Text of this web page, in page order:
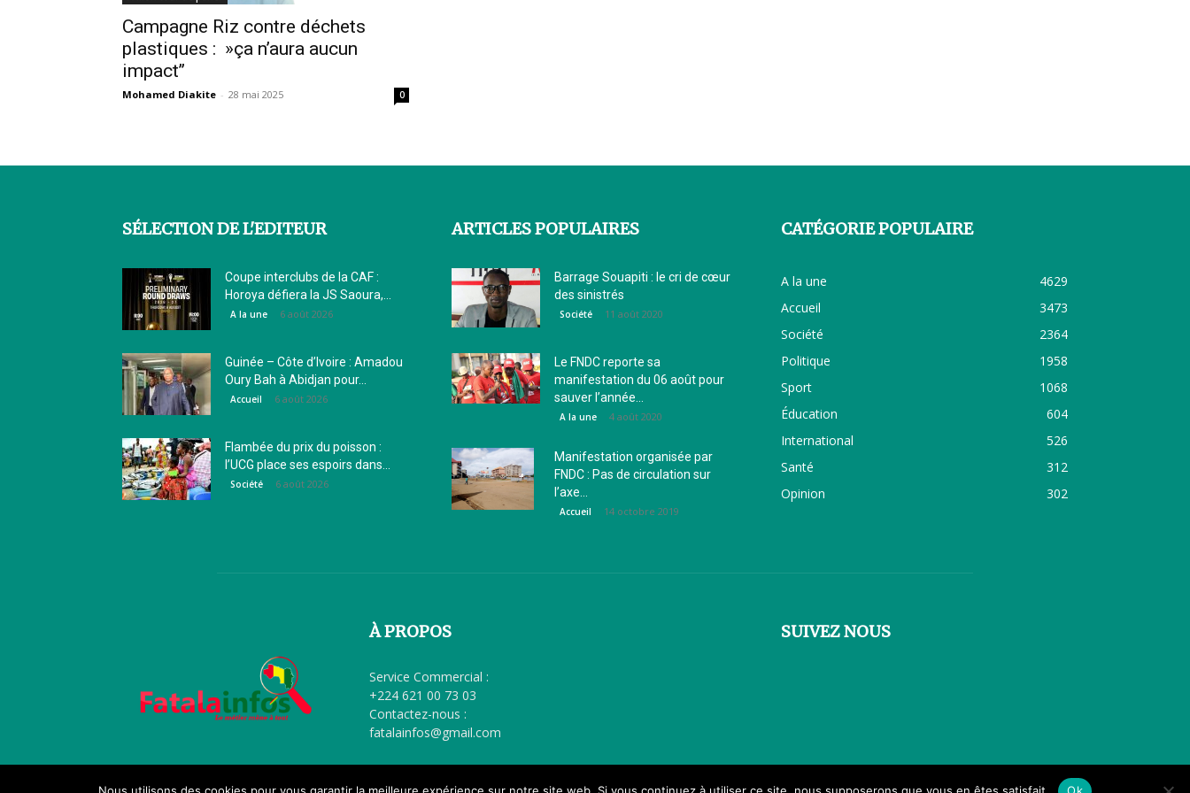
Campagne Riz contre déchets
plastiques : »ça n’aura aucun
impact’’
Mohamed Diakite - 28 mai 2025 0
SÉLECTION DE L'EDITEUR
Coupe interclubs de la CAF :
Horoya défiera la JS Saoura,...
A la une 6 août 2026
Guinée – Côte d’Ivoire : Amadou
Oury Bah à Abidjan pour...
Accueil 6 août 2026
Flambée du prix du poisson :
l’UCG place ses espoirs dans...
Société 6 août 2026
ARTICLES POPULAIRES
Barrage Souapiti : le cri de cœur
des sinistrés
Société 11 août 2020
Le FNDC reporte sa
manifestation du 06 août pour
sauver l’année...
A la une 4 août 2020
Manifestation organisée par
FNDC : Pas de circulation sur
l’axe...
Accueil 14 octobre 2019
CATÉGORIE POPULAIRE
A la une
4629
Accueil
3473
Société
2364
Politique
1958
Sport
1068
Éducation
604
International
526
Santé
312
Opinion
302
À PROPOS
Service Commercial :
+224 621 00 73 03
Contactez-nous :
fatalainfos@gmail.com
SUIVEZ NOUS